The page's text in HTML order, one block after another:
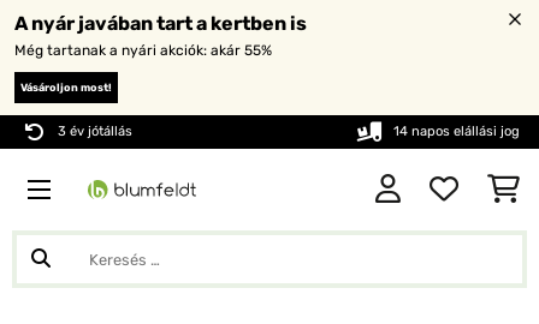
A nyár javában tart a kertben is
Még tartanak a nyári akciók: akár 55%
Vásároljon most!
3 év jótállás 14 napos elállási jog